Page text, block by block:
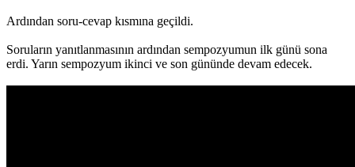
Ardından soru-cevap kısmına geçildi.
Soruların yanıtlanmasının ardından sempozyumun ilk günü sona
erdi. Yarın sempozyum ikinci ve son gününde devam edecek.